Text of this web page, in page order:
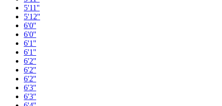
5'11''
5'12''
6'0''
6'0''
6'1''
6'1''
6'2''
6'2''
6'2''
6'3''
6'3''